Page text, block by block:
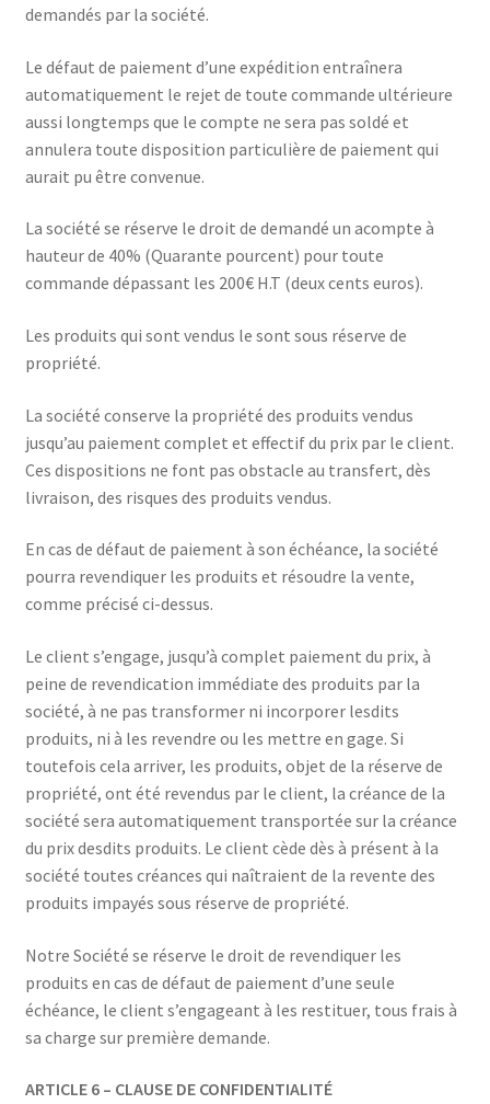
demandés par la société.
Le défaut de paiement d’une expédition entraînera
automatiquement le rejet de toute commande ultérieure
aussi longtemps que le compte ne sera pas soldé et
annulera toute disposition particulière de paiement qui
aurait pu être convenue.
La société se réserve le droit de demandé un acompte à
hauteur de 40% (Quarante pourcent) pour toute
commande dépassant les 200€ H.T (deux cents euros).
Les produits qui sont vendus le sont sous réserve de
propriété.
La société conserve la propriété des produits vendus
jusqu’au paiement complet et effectif du prix par le client.
Ces dispositions ne font pas obstacle au transfert, dès
livraison, des risques des produits vendus.
En cas de défaut de paiement à son échéance, la société
pourra revendiquer les produits et résoudre la vente,
comme précisé ci-dessus.
Le client s’engage, jusqu’à complet paiement du prix, à
peine de revendication immédiate des produits par la
société, à ne pas transformer ni incorporer lesdits
produits, ni à les revendre ou les mettre en gage. Si
toutefois cela arriver, les produits, objet de la réserve de
propriété, ont été revendus par le client, la créance de la
société sera automatiquement transportée sur la créance
du prix desdits produits. Le client cède dès à présent à la
société toutes créances qui naîtraient de la revente des
produits impayés sous réserve de propriété.
Notre Société se réserve le droit de revendiquer les
produits en cas de défaut de paiement d’une seule
échéance, le client s’engageant à les restituer, tous frais à
sa charge sur première demande.
ARTICLE 6 – CLAUSE DE CONFIDENTIALITÉ